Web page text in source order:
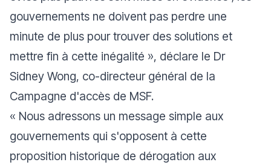
gouvernements ne doivent pas perdre une
minute de plus pour trouver des solutions et
mettre fin à cette inégalité », déclare le Dr
Sidney Wong, co-directeur général de la
Campagne d'accès de MSF.
« Nous adressons un message simple aux
gouvernements qui s'opposent à cette
proposition historique de dérogation aux